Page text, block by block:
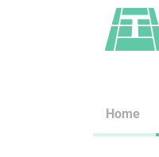
Home